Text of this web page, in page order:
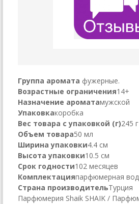
Группа аромата фужерные.
Возрастные ограничения14+
Назначение ароматамужской
Упаковкакоробка
Вес товара с упаковкой (г)245 г
Объем товара50 мл
Ширина упаковки4.4 см
Высота упаковки10.5 см
Срок годности102 месяцев
Комплектацияпарфюмерная
Страна производительТурция
Парфюмерия Shaik SHAIK /